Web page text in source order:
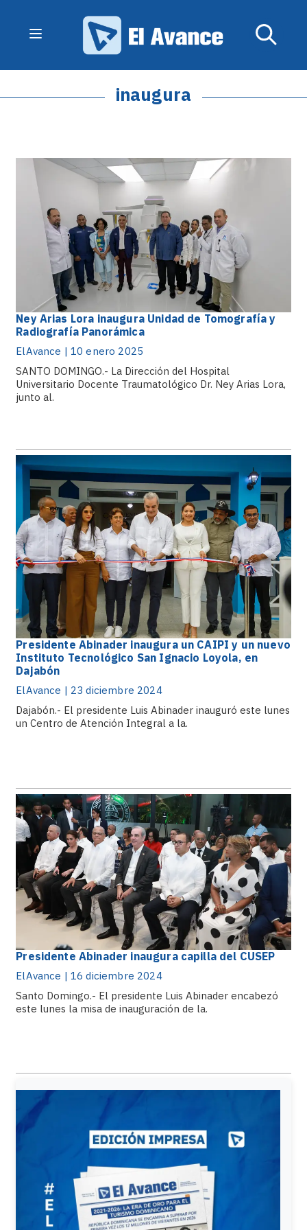
inaugura
Ney Arias Lora inaugura Unidad de Tomografía y
Radiografía Panorámica
ElAvance | 10 enero 2025
SANTO DOMINGO.- La Dirección del Hospital
Universitario Docente Traumatológico Dr. Ney Arias Lora,
junto al.
Presidente Abinader inaugura un CAIPI y un nuevo
Instituto Tecnológico San Ignacio Loyola, en
Dajabón
ElAvance | 23 diciembre 2024
Dajabón.- El presidente Luis Abinader inauguró este lunes
un Centro de Atención Integral a la.
Presidente Abinader inaugura capilla del CUSEP
ElAvance | 16 diciembre 2024
Santo Domingo.- El presidente Luis Abinader encabezó
este lunes la misa de inauguración de la.